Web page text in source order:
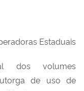
Estaduais
dos volumes
de uso de